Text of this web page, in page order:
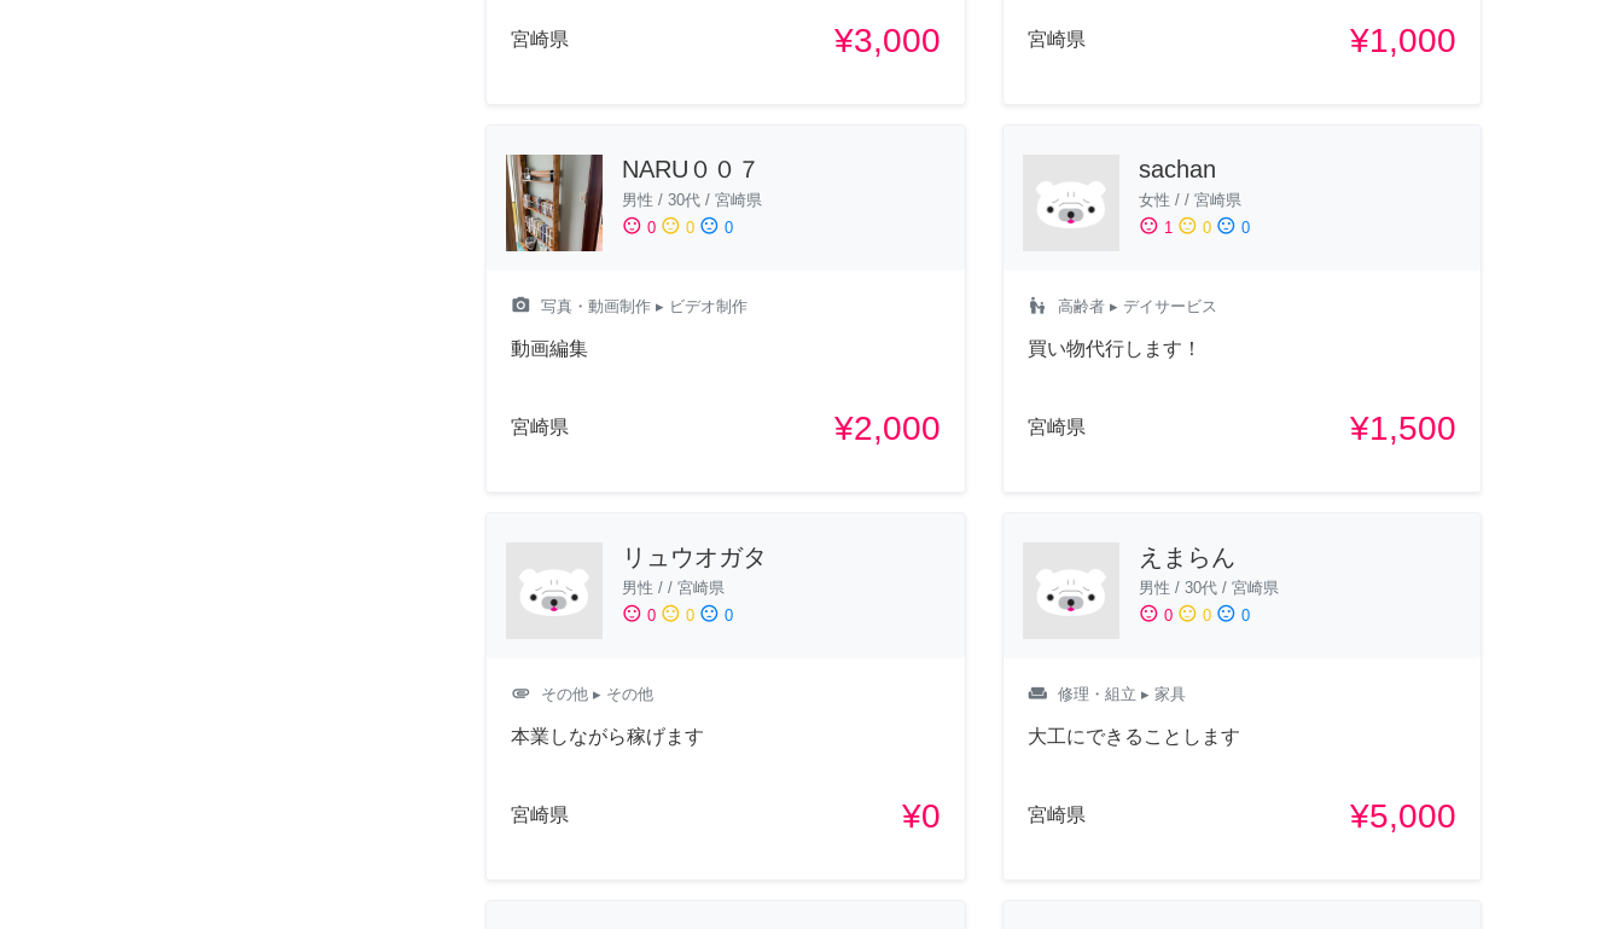
宮崎県 ¥3,000 宮崎県 ¥1,000
NARU００７
男性 / 30代 / 宮崎県
sentiment_satisfied 0 sentiment_neutral 0 sentiment_dissatisfied 0
camera_alt 写真・動画制作 ▸ ビデオ制作
動画編集
宮崎県 ¥2,000
sachan
女性 / / 宮崎県
sentiment_satisfied 1 sentiment_neutral 0 sentiment_dissatisfied 0
escalator_warning 高齢者▸ デイサービス
買い物代行します！
宮崎県 ¥1,500
リュウオガタ
男性 / / 宮崎県
sentiment_satisfied 0 sentiment_neutral 0 sentiment_dissatisfied 0
attachment その他 ▸ その他
本業しながら稼げます
宮崎県 ¥0
えまらん
男性 / 30代/ 宮崎県
sentiment_satisfied 0 sentiment_neutral 0 sentiment_dissatisfied 0
weekend 修理・組立 ▸ 家具
大工にできることします
宮崎県 ¥5,000